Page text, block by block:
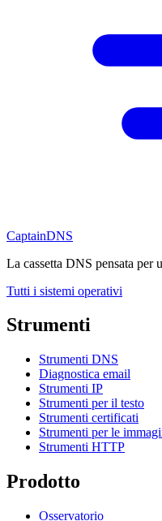
CaptainDNS
La cassetta DNS pensata per
Tutti i sistemi operativi
Strumenti
Strumenti DNS
Diagnostica email
Strumenti IP
Strumenti per il testo
Strumenti certificati
Strumenti per le
Strumenti HTTP
Prodotto
Osservatorio